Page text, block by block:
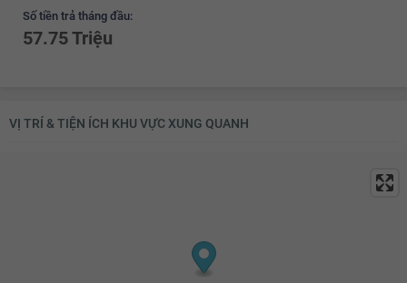
Số tiền trả tháng đầu:
57.75 Triệu
VỊ TRÍ & TIỆN ÍCH KHU VỰC XUNG QUANH